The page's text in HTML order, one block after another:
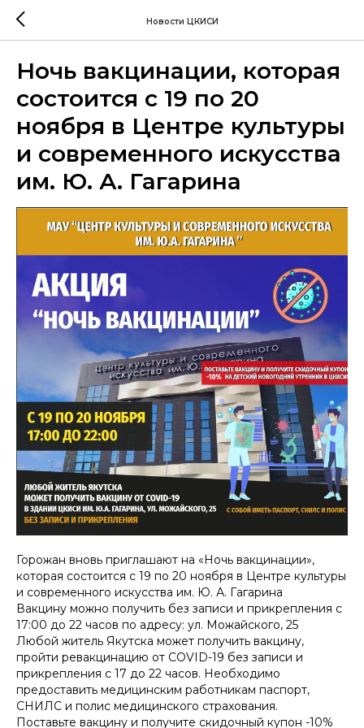
Новости ЦКИСИ
Ночь вакцинации, которая
состоится с 19 по 20
ноября в Центре культуры
и современного искусства
им. Ю. А. Гагарина
Горожан вновь приглашают на «Ночь вакцинации»,
которая состоится с 19 по 20 ноября в Центре культуры
и современного искусства им. Ю. А. Гагарина
Вакцину можно получить без записи и прикрепления с
17:00 до 22 часов по адресу: ул. Можайского, 25
Любой житель Якутска может получить вакцину,
пройти ревакцинацию от COVID-19 без записи и
прикрепления с 17 до 22 часов. Необходимо
предоставить медицинским работникам паспорт,
СНИЛС и полис медицинского страхования.
Поставьте вакцину и получите скидочный купон -10%